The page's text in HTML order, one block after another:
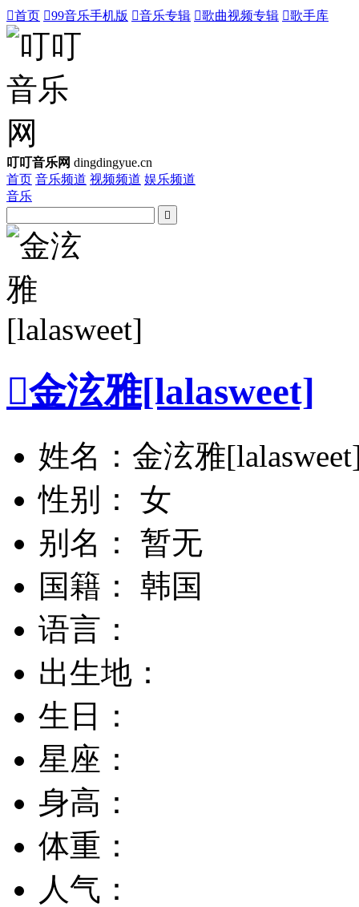
首页 99音乐手机版 音乐专辑 歌曲视频专辑 歌手库
叮叮音乐网 dingdingyue.cn
首页 音乐频道 视频频道 娱乐频道
音乐

金泫雅[lalasweet]
姓名：金泫雅
性别： 女
别名： 暂无
国籍： 韩国
语言：
出生地：
生日：
星座：
身高：
体重：
人气：